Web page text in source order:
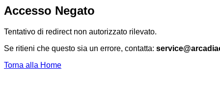
Accesso Negato
Tentativo di redirect non autorizzato rilevato.
Se ritieni che questo sia un errore, contatta:
Torna alla Home